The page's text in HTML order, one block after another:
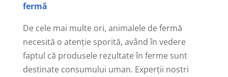
fermă
De cele mai multe ori, animalele de fermă
necesită o atenţie sporită, având în vedere
faptul că produsele rezultate în ferme sunt
destinate consumului uman. Experţii nostri